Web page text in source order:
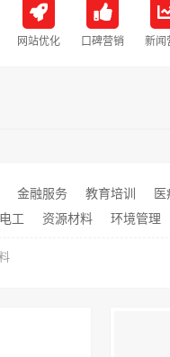
网站优化 口碑营销 新闻
金融服务 教育培训 医
工 资源材料 环境管理